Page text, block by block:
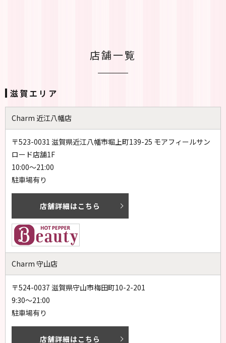
店舗一覧
滋賀エリア
Charm 近江八幡店
〒523-0031 滋賀県近江八幡市堀上町139-25 モアフィールサン
ロード店舗1F
10:00～21:00
駐車場有り
店舗詳細はこちら
Charm 守山店
〒524-0037 滋賀県守山市梅田町10-2-201
9:30～21:00
駐車場有り
店舗詳細はこちら